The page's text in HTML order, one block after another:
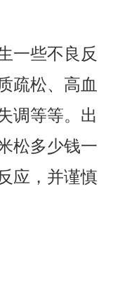
一些不良反
疏松、高血
调等等。出
松多少钱一
应，并谨慎